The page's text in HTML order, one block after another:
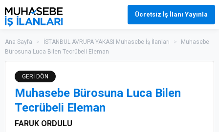
Ücretsiz İş İlanı Yayınla
Ana Sayfa > İSTANBUL AVRUPA YAKASI Muhasebe İş İlanları >
Muhasebe
Bürosuna Luca Bilen Tecrübeli Eleman
GERİ DÖN
Muhasebe Bürosuna Luca Bilen
Tecrübeli Eleman
FARUK ORDULU